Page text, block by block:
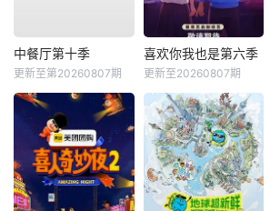
中餐厅第十季
更新至第20260807期
喜欢你我也是第六季
更新至20260807期